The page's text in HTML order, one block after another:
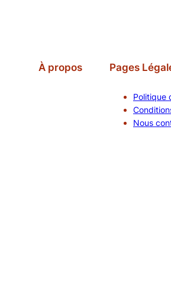
À propos Pages
Politique
Nous